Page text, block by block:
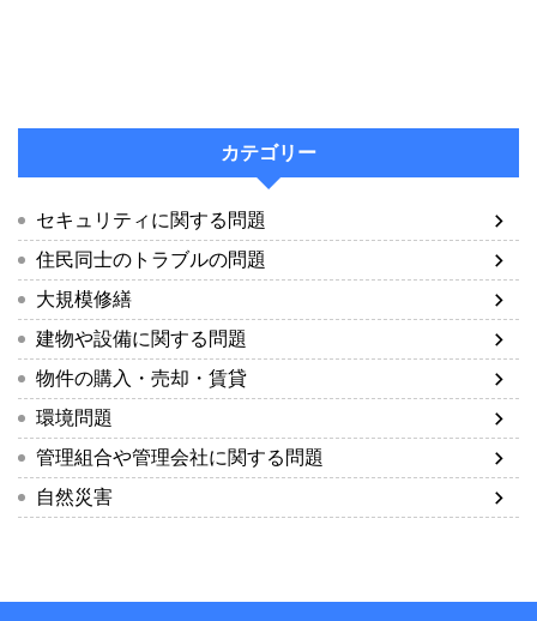
カテゴリー
セキュリティに関する問題
住民同士のトラブルの問題
大規模修繕
建物や設備に関する問題
物件の購入・売却・賃貸
環境問題
管理組合や管理会社に関する問題
自然災害